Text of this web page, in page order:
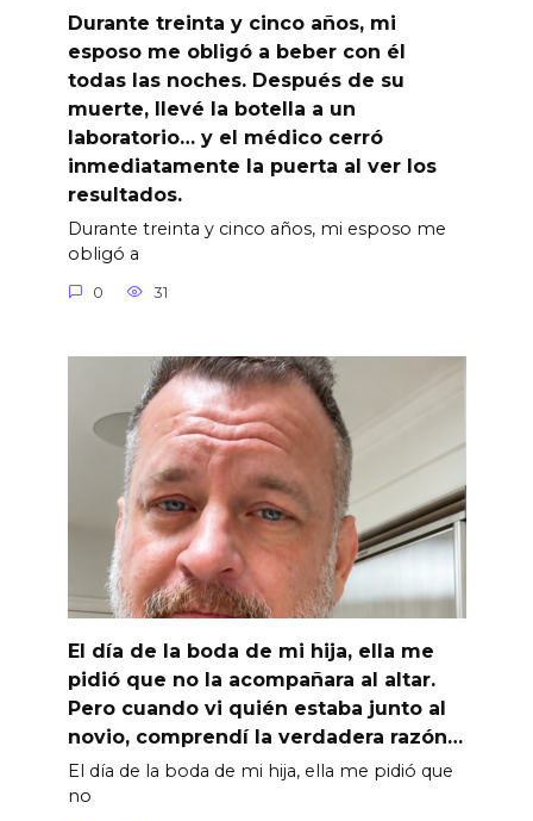
Durante treinta y cinco años, mi
esposo me obligó a beber con él
todas las noches. Después de su
muerte, llevé la botella a un
laboratorio… y el médico cerró
inmediatamente la puerta al ver los
resultados.
Durante treinta y cinco años, mi esposo me
obligó a
0 31
El día de la boda de mi hija, ella me
pidió que no la acompañara al altar.
Pero cuando vi quién estaba junto al
novio, comprendí la verdadera razón…
El día de la boda de mi hija, ella me pidió que
no